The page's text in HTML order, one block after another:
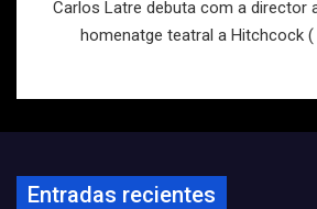
Carlos Latre debuta com a director
homenatge teatral a Hitchcock (
Entradas recientes